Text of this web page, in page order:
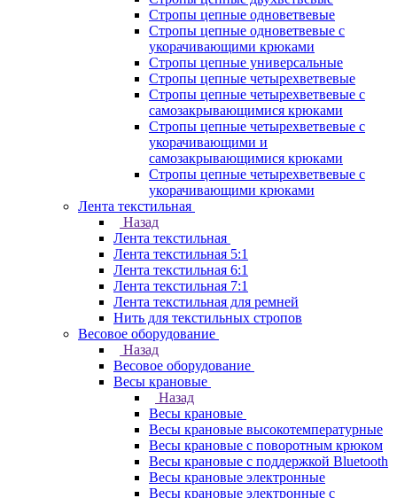
Стропы цепные одноветвевые
Стропы цепные одноветвевые с
укорачивающими крюками
Стропы цепные универсальные
Стропы цепные четырехветвевые
Стропы цепные четырехветвевые с
самозакрывающимися крюками
Стропы цепные четырехветвевые с
укорачивающими и
самозакрывающимися крюками
Стропы цепные четырехветвевые с
укорачивающими крюками
Лента текстильная
Назад
Лента текстильная
Лента текстильная 5:1
Лента текстильная 6:1
Лента текстильная 7:1
Лента текстильная для ремней
Нить для текстильных стропов
Весовое оборудование
Назад
Весовое оборудование
Весы крановые
Назад
Весы крановые
Весы крановые высокотемпературные
Весы крановые с поворотным крюком
Весы крановые с поддержкой Bluetooth
Весы крановые электронные
Весы крановые электронные с